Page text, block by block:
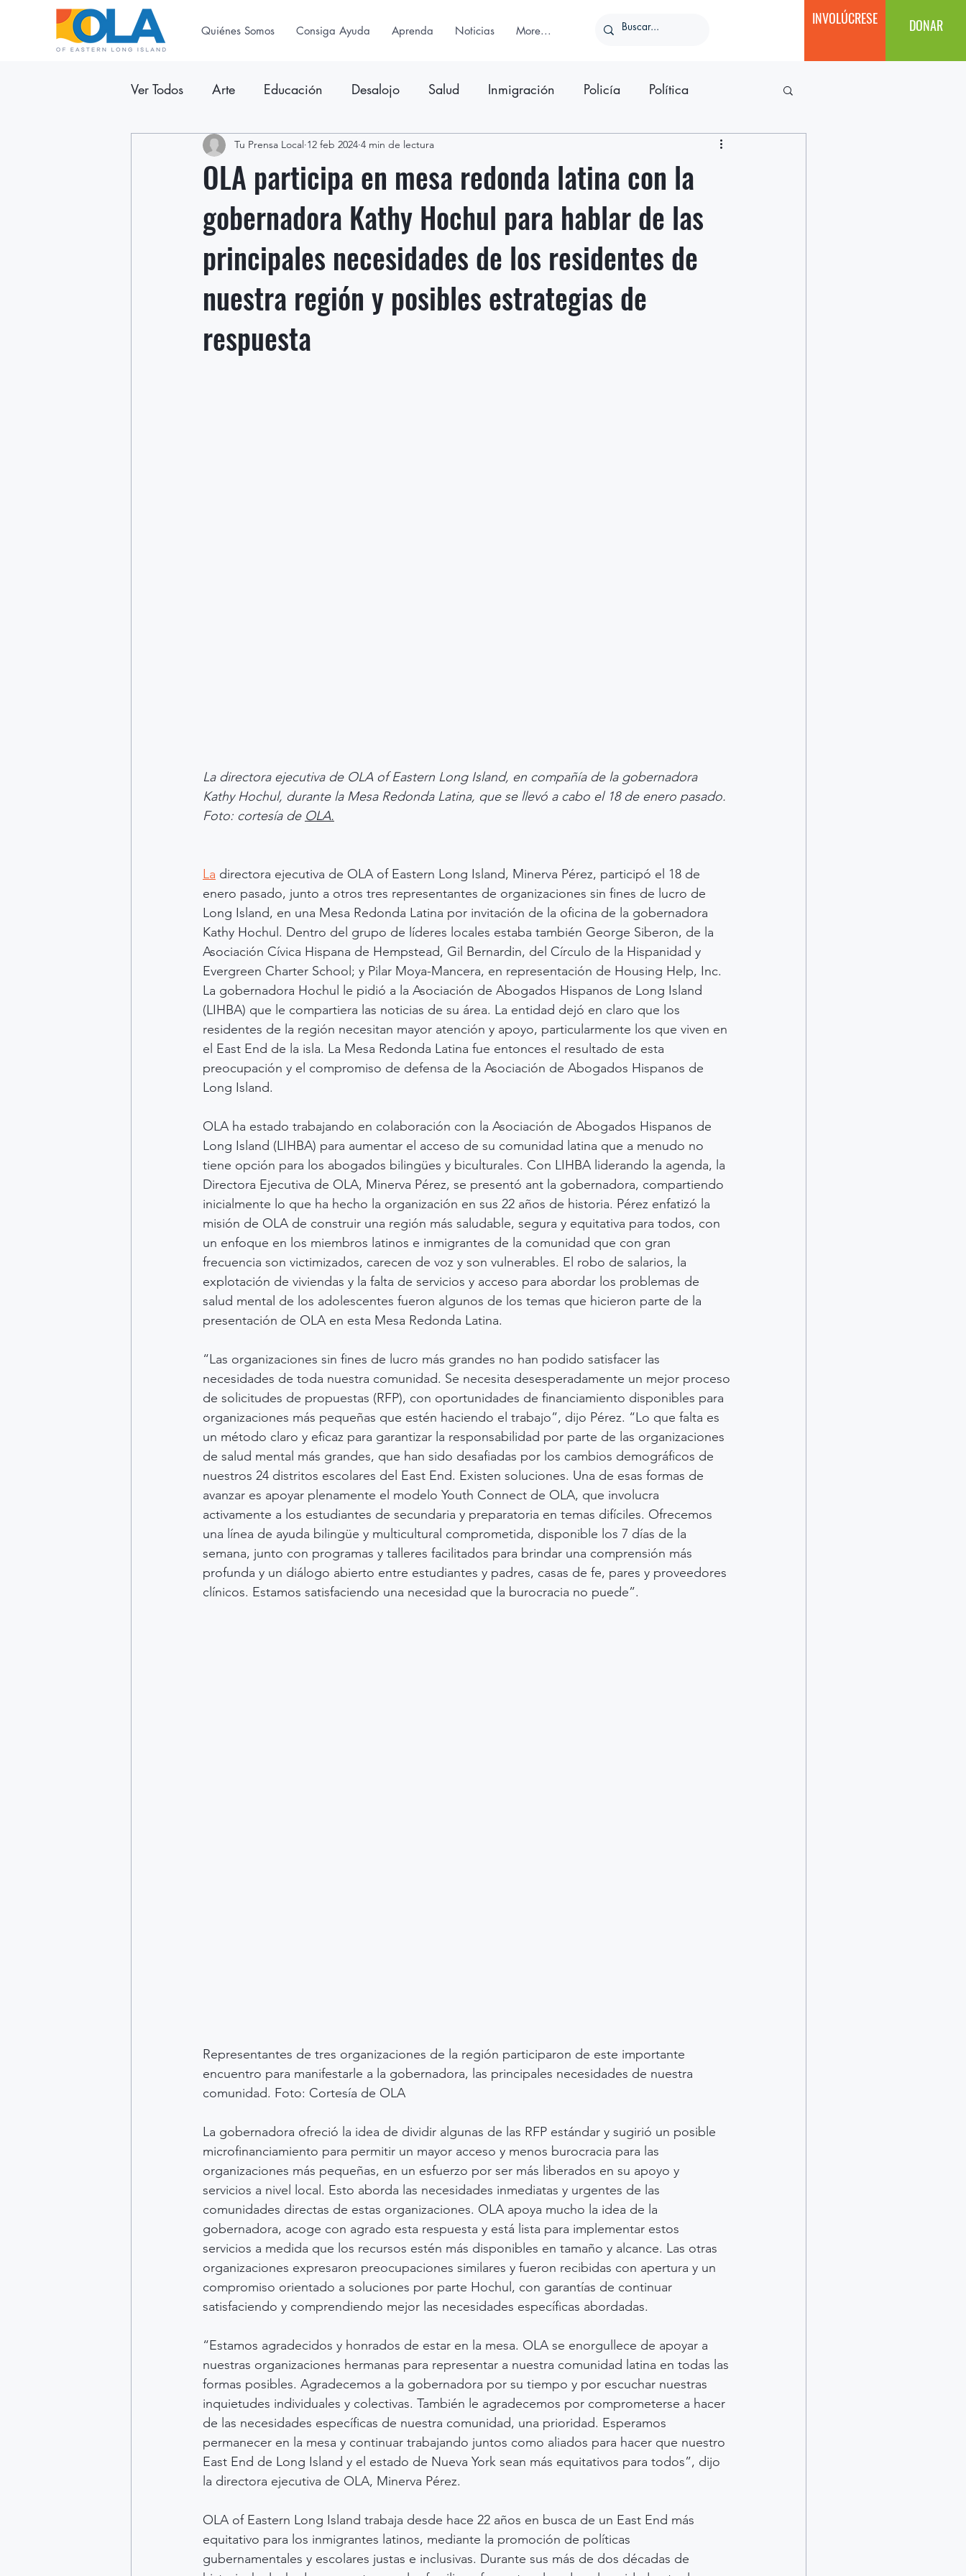
Quiénes Somos Consiga Ayuda Aprenda Noticias More...
INVOLÚCRESE DONAR
Ver Todos Arte Educación Desalojo Salud Inmigración Policía Política
Anuncios Boletín Informativo Comunicado de Prensa
OLA participa en mesa redonda latina con la
gobernadora Kathy Hochul para hablar de las
principales necesidades de los residentes de
nuestra región y posibles estrategias de
respuesta
Tu Prensa Local 12 feb 2024 4 min de lectura
La directora ejecutiva de OLA of Eastern Long Island, en compañía de la gobernadora
Kathy Hochul, durante la Mesa Redonda Latina, que se llevó a cabo el 18 de enero pasado.
Foto: cortesía de OLA.
La directora ejecutiva de OLA of Eastern Long Island, Minerva Pérez, participó el 18 de
enero pasado, junto a otros tres representantes de organizaciones sin fines de lucro de
Long Island, en una Mesa Redonda Latina por invitación de la oficina de la gobernadora
Kathy Hochul. Dentro del grupo de líderes locales estaba también George Siberon, de la
Asociación Cívica Hispana de Hempstead, Gil Bernardin, del Círculo de la Hispanidad y
Evergreen Charter School; y Pilar Moya-Mancera, en representación de Housing Help, Inc.
La gobernadora Hochul le pidió a la Asociación de Abogados Hispanos de Long Island
(LIHBA) que le compartiera las noticias de su área. La entidad dejó en claro que los
residentes de la región necesitan mayor atención y apoyo, particularmente los que viven en
el East End de la isla. La Mesa Redonda Latina fue entonces el resultado de esta
preocupación y el compromiso de defensa de la Asociación de Abogados Hispanos de
Long Island.
OLA ha estado trabajando en colaboración con la Asociación de Abogados Hispanos de
Long Island (LIHBA) para aumentar el acceso de su comunidad latina que a menudo no
tiene opción para los abogados bilingües y biculturales. Con LIHBA liderando la agenda, la
Directora Ejecutiva de OLA, Minerva Pérez, se presentó ant la gobernadora, compartiendo
inicialmente lo que ha hecho la organización en sus 22 años de historia. Pérez enfatizó la
misión de OLA de construir una región más saludable, segura y equitativa para todos, con
un enfoque en los miembros latinos e inmigrantes de la comunidad que con gran
frecuencia son victimizados, carecen de voz y son vulnerables. El robo de salarios, la
explotación de viviendas y la falta de servicios y acceso para abordar los problemas de
salud mental de los adolescentes fueron algunos de los temas que hicieron parte de la
presentación de OLA en esta Mesa Redonda Latina.
“Las organizaciones sin fines de lucro más grandes no han podido satisfacer las
necesidades de toda nuestra comunidad. Se necesita desesperadamente un mejor proceso
de solicitudes de propuestas (RFP), con oportunidades de financiamiento disponibles para
organizaciones más pequeñas que estén haciendo el trabajo”, dijo Pérez. “Lo que falta es
un método claro y eficaz para garantizar la responsabilidad por parte de las organizaciones
de salud mental más grandes, que han sido desafiadas por los cambios demográficos de
nuestros 24 distritos escolares del East End. Existen soluciones. Una de esas formas de
avanzar es apoyar plenamente el modelo Youth Connect de OLA, que involucra
activamente a los estudiantes de secundaria y preparatoria en temas difíciles. Ofrecemos
una línea de ayuda bilingüe y multicultural comprometida, disponible los 7 días de la
semana, junto con programas y talleres facilitados para brindar una comprensión más
profunda y un diálogo abierto entre estudiantes y padres, casas de fe, pares y proveedores
clínicos. Estamos satisfaciendo una necesidad que la burocracia no puede”.
Representantes de tres organizaciones de la región participaron de este importante
encuentro para manifestarle a la gobernadora, las principales necesidades de nuestra
comunidad. Foto: Cortesía de OLA
La gobernadora ofreció la idea de dividir algunas de las RFP estándar y sugirió un posible
microfinanciamiento para permitir un mayor acceso y menos burocracia para las
organizaciones más pequeñas, en un esfuerzo por ser más liberados en su apoyo y
servicios a nivel local. Esto aborda las necesidades inmediatas y urgentes de las
comunidades directas de estas organizaciones. OLA apoya mucho la idea de la
gobernadora, acoge con agrado esta respuesta y está lista para implementar estos
servicios a medida que los recursos estén más disponibles en tamaño y alcance. Las otras
organizaciones expresaron preocupaciones similares y fueron recibidas con apertura y un
compromiso orientado a soluciones por parte Hochul, con garantías de continuar
satisfaciendo y comprendiendo mejor las necesidades específicas abordadas.
“Estamos agradecidos y honrados de estar en la mesa. OLA se enorgullece de apoyar a
nuestras organizaciones hermanas para representar a nuestra comunidad latina en todas las
formas posibles. Agradecemos a la gobernadora por su tiempo y por escuchar nuestras
inquietudes individuales y colectivas. También le agradecemos por comprometerse a hacer
de las necesidades específicas de nuestra comunidad, una prioridad. Esperamos
permanecer en la mesa y continuar trabajando juntos como aliados para hacer que nuestro
East End de Long Island y el estado de Nueva York sean más equitativos para todos”, dijo
la directora ejecutiva de OLA, Minerva Pérez.
OLA of Eastern Long Island trabaja desde hace 22 años en busca de un East End más
equitativo para los inmigrantes latinos, mediante la promoción de políticas
gubernamentales y escolares justas e inclusivas. Durante sus más de dos décadas de